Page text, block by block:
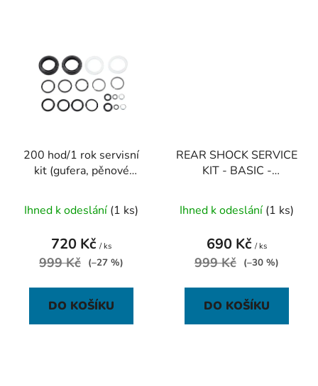
200 hod/1 rok servisní
kit (gufera, pěnové
A7 120mm (Standard)
(2
Ihned k odeslání (1 ks)
720 Kč / ks
999 Kč (–27 %)
DO KOŠÍKU
REAR SHOCK SERVICE
KIT - BASIC -
2011
Ihned k odeslání (1 ks)
690 Kč / ks
999 Kč (–30 %)
DO KOŠÍKU